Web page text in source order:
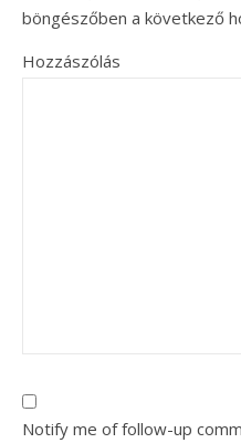
böngészőben a következő
Hozzászólás
Notify me of follow-up